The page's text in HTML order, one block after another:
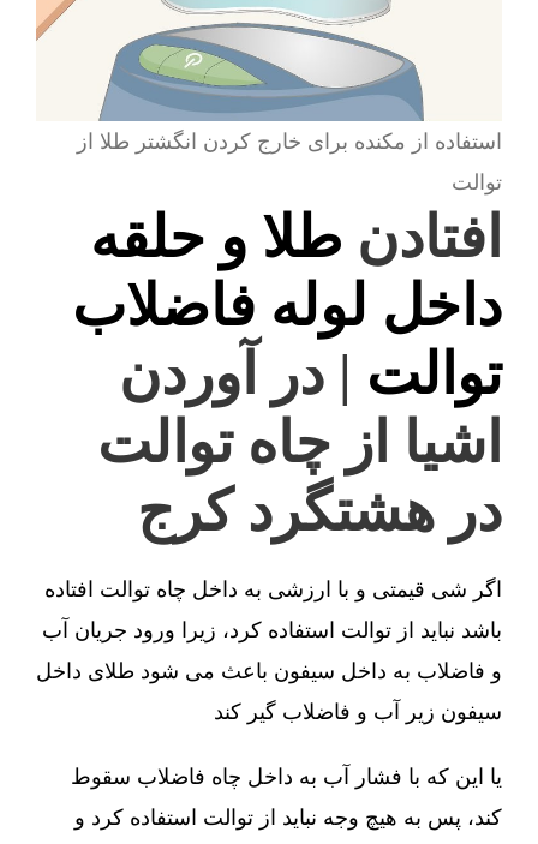
استفاده از مکنده برای خارج کردن انگشتر طلا از
توالت
افتادن طلا و حلقه
داخل لوله فاضلاب
توالت | در آوردن
اشیا از چاه توالت
در هشتگرد کرج
اگر شی قیمتی و با ارزشی به داخل چاه توالت افتاده
باشد نباید از توالت استفاده کرد، زیرا ورود جریان آب
و فاضلاب به داخل سیفون باعث می شود طلای داخل
سیفون زیر آب و فاضلاب گیر کند
یا این که با فشار آب به داخل چاه فاضلاب سقوط
کند، پس به هیچ وجه نباید از توالت استفاده کرد و